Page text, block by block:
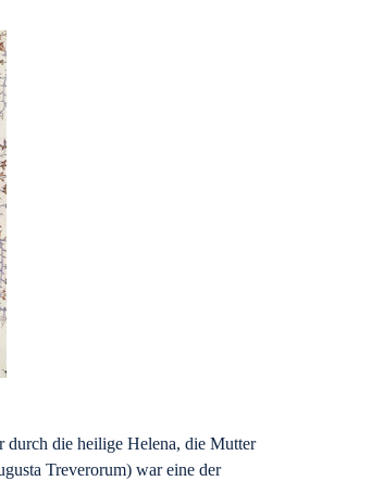
die heilige Helena, die Mutter
Treverorum) war eine der